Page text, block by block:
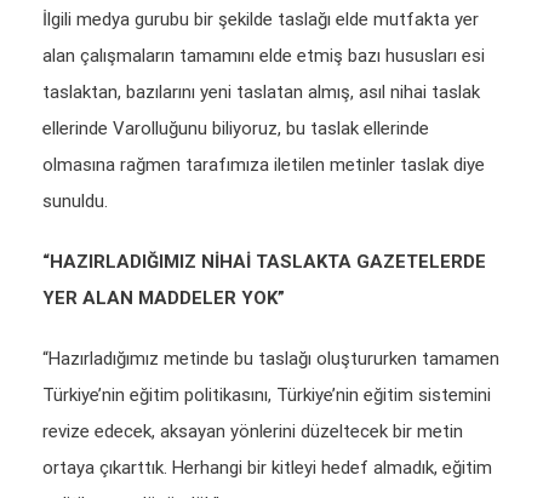
İlgili medya gurubu bir şekilde taslağı elde mutfakta yer
alan çalışmaların tamamını elde etmiş bazı hususları esi
taslaktan, bazılarını yeni taslatan almış, asıl nihai taslak
ellerinde Varolluğunu biliyoruz, bu taslak ellerinde
olmasına rağmen tarafımıza iletilen metinler taslak diye
sunuldu.
“HAZIRLADIĞIMIZ NİHAİ TASLAKTA GAZETELERDE
YER ALAN MADDELER YOK”
“Hazırladığımız metinde bu taslağı oluştururken tamamen
Türkiye’nin eğitim politikasını, Türkiye’nin eğitim sistemini
revize edecek, aksayan yönlerini düzeltecek bir metin
ortaya çıkarttık. Herhangi bir kitleyi hedef almadık, eğitim